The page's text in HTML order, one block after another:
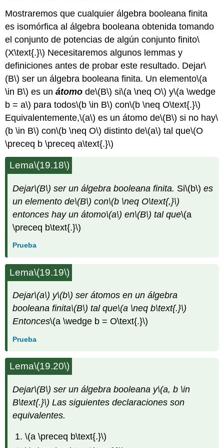
Mostraremos que cualquier álgebra booleana finita
es isomórfica al álgebra booleana obtenida tomando
el conjunto de potencias de algún conjunto finito\
(X\text{.}\) Necesitaremos algunos lemmas y
definiciones antes de probar este resultado. Dejar\
(B\) ser un álgebra booleana finita. Un elemento\(a
\in B\) es unátomo de\(B\) si\(a \neq O\) y\(a \wedge
b = a\) para todos\(b \in B\) con\(b \neq O\text{.}\)
Equivalentemente,\(a\) es un átomo de\(B\) si no hay\
(b \in B\) con\(b \neq O\) distinto de\(a\) tal que\(O
\preceq b \preceq a\text{.}\)
Lema\(19.18\)
Dejar\(B\) ser un álgebra booleana finita. Si\(b\) es
un elemento de\(B\) con\(b \neq O\text{,}\)
entonces hay un átomo\(a\) en\(B\) tal que\(a
\preceq b\text{.}\)
Prueba
Lema\(19.19\)
Dejar\(a\) y\(b\) ser átomos en un álgebra
booleana finita\(B\) tal que\(a \neq b\text{.}\)
Entonces\(a \wedge b = O\text{.}\)
Prueba
Lema\(19.20\)
Dejar\(B\) ser un álgebra booleana y\(a, b \in
B\text{.}\) Las siguientes declaraciones son
equivalentes.
\(a \preceq b\text{.}\)